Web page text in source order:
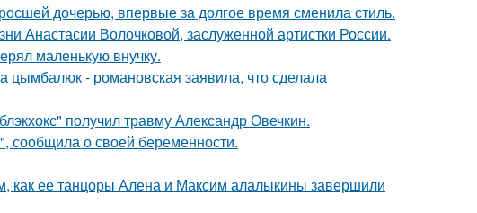
дочерью, впервые за долгое время сменила стиль.
Анастасии Волочковой, заслуженной артистки России.
маленькую внучку.
- романовская заявила, что сделала
получил травму Александр Овечкин.
сообщила о своей беременности.
как ее танцоры Алена и Максим алалыкины завершили